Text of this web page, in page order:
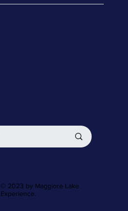
© 2023 by Maggiore Lake
Experience.